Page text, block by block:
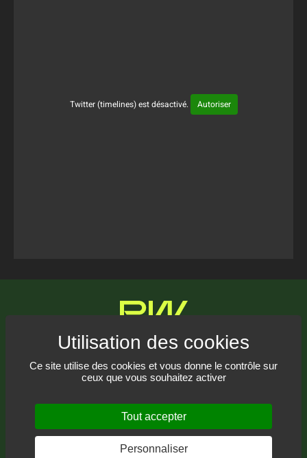
Ce site utilise des cookies et vous donne le contrôle sur
ceux que vous souhaitez activer
Tout accepter
Personnaliser
Twitter (timelines) est désactivé. Autoriser
Communiquez avec nous
Recevez notre infolettre